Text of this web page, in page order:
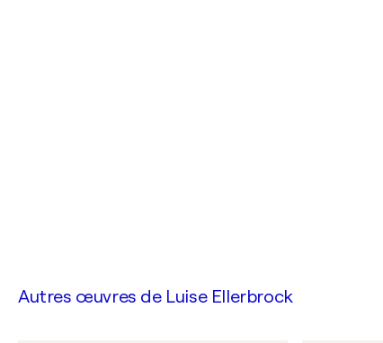
Autres œuvres de Luise Ellerbrock